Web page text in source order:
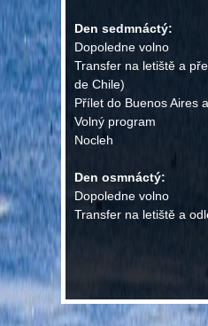
Den sedmnáctý:
Dopoledne volno
Transfer na letiště a
de Chile)
Přílet do Buenos Aires
Volný program
Nocleh
Den osmnáctý:
Dopoledne volno
Transfer na letiště a